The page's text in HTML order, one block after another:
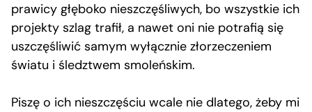
prawicy głęboko nieszczęśliwych, bo wszystkie ich
projekty szlag trafił, a nawet oni nie potrafią się
uszczęśliwić samym wyłącznie złorzeczeniem
światu i śledztwem smoleńskim.
Piszę o ich nieszczęściu wcale nie dlatego, żeby mi